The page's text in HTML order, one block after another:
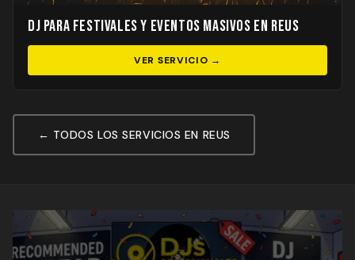
DJ para Festivales y Eventos Masivos en Reus
VER SERVICIO →
← TODOS LOS SERVICIOS EN REUS